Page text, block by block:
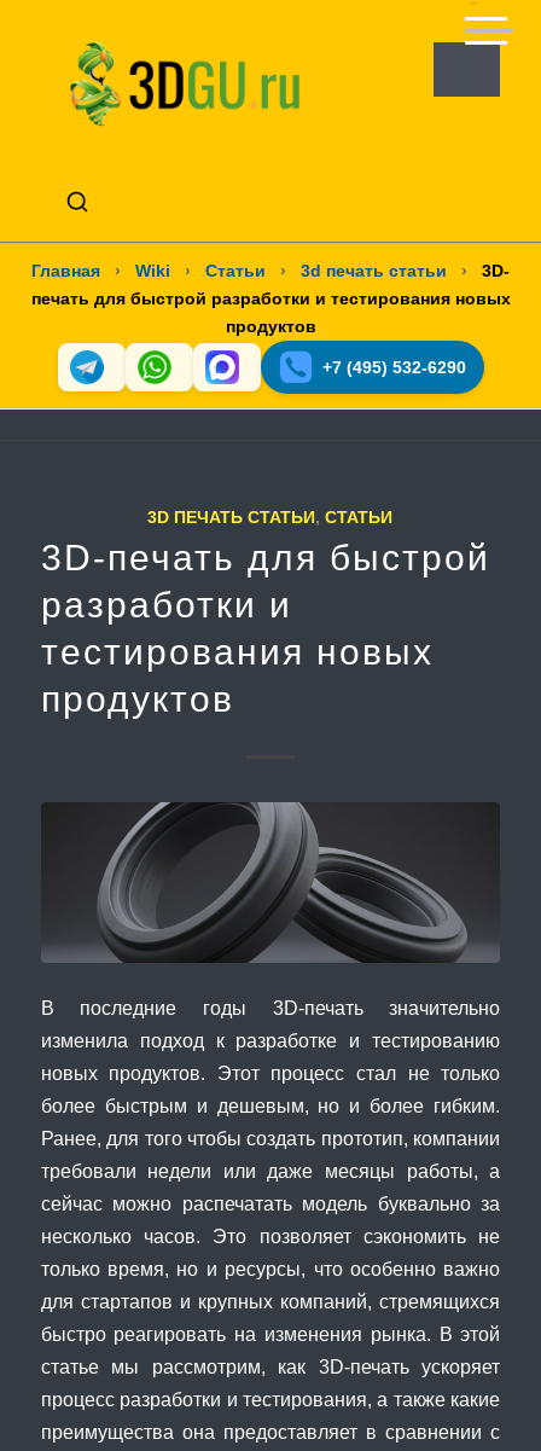
Главная › Wiki › Статьи › 3d печать статьи ›
3D-
печать для быстрой разработки и тестирования новых
продуктов
+7 (495) 532-6290
3D ПЕЧАТЬ СТАТЬИ,СТАТЬИ
3D-печать для быстрой
разработки и
тестирования новых
продуктов
В последние годы 3D-печать значительно
изменила подход к разработке и тестированию
новых продуктов. Этот процесс стал не только
более быстрым и дешевым, но и более гибким.
Ранее, для того чтобы создать прототип, компании
требовали недели или даже месяцы работы, а
сейчас можно распечатать модель буквально за
несколько часов. Это позволяет сэкономить не
только время, но и ресурсы, что особенно важно
для стартапов и крупных компаний, стремящихся
быстро реагировать на изменения рынка. В этой
статье мы рассмотрим, как 3D-печать ускоряет
процесс разработки и тестирования, а также какие
преимущества она предоставляет в сравнении с